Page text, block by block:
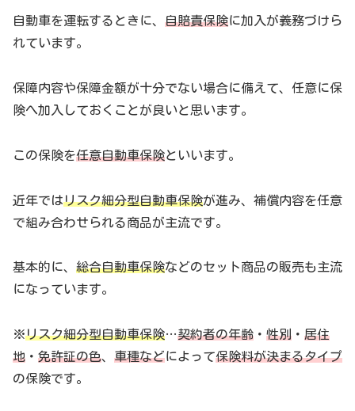
自動車を運転するときに、 自賠責保険に加入が義務づけら
れています。
保障内容や保障金額が十分でない場合に備えて、任意に保
険へ加入しておくことが良いと思います。
この保険を任意自動車保険といいます。
近年ではリスク細分型自動車保険が進み、補償内容を任意
で組み合わせられる商品が主流です。
基本的に、 総合自動車保険などのセット商品の販売も主流
になっています。
※リスク細分型自動車保険…契約者の年齢 ・ 性別 ・ 居住
地 ・ 免許証の色、 車種などによって保険料が決まるタイプ
の保険です。